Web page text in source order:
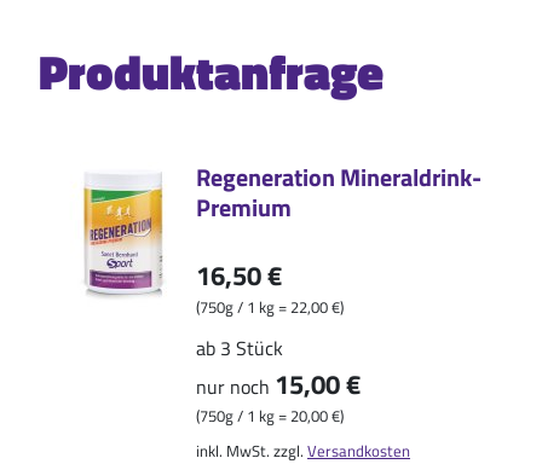
Produktanfrage
Regeneration Mineraldrink-
Premium
16,50 €
(750g / 1 kg = 22,00 €)
ab 3 Stück
nur noch 15,00 €
(750g / 1 kg = 20,00 €)
inkl. MwSt. zzgl. Versandkosten